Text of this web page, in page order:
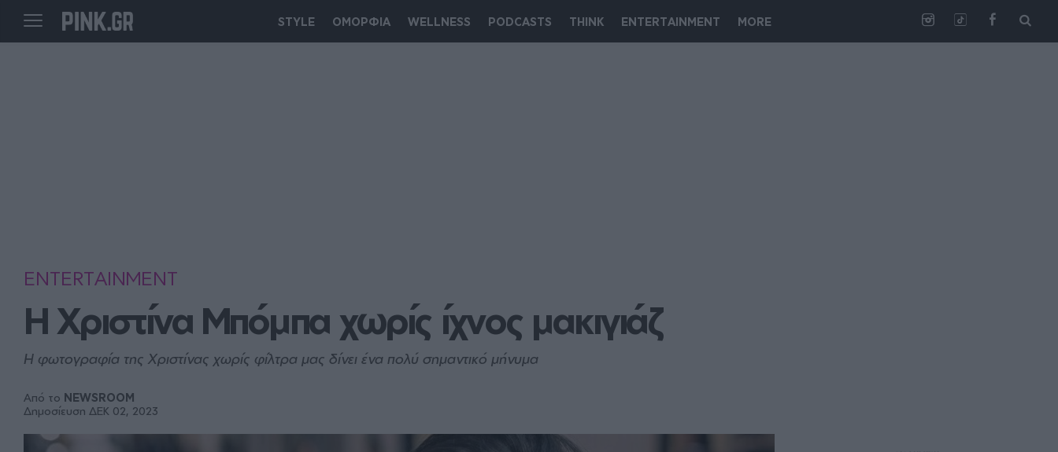
STYLE ΟΜΟΡΦΙΑ WELLNESS PODCASTS THINK ENTERTAINMENT MORE
ENTERTAINMENT
Η Χριστίνα Μπόμπα χωρίς ίχνος μακιγιάζ
Η φωτογραφία της Χριστίνας χωρίς φίλτρα μας δίνει ένα πολύ σημαντικό μήνυμα
Από το NEWSROOM
Δημοσίευση ΔΕΚ 02, 2023